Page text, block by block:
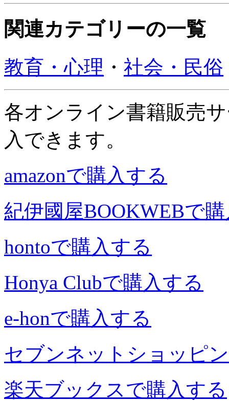
関連カテゴリーの一覧
教育・心理 ・ 社会・民俗
各オンライン書籍販売
入できます。
amazonで購入する
紀伊國屋BOOKWEBで
hontoで購入する
Honya Clubで購入する
e-honで購入する
セブンネットショッピ
楽天ブックスで購入する